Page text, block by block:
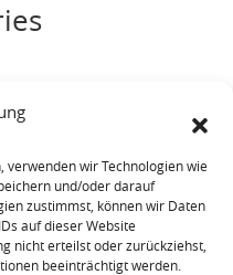
wir Technologien wie
und/oder darauf
zustimmst, können wir Daten
auf dieser Website
nicht erteilst oder zurückziehst,
beeinträchtigt werden.